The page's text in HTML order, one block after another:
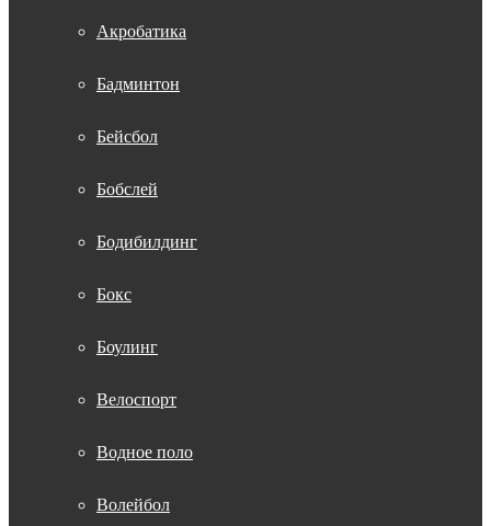
Акробатика
Бадминтон
Бейсбол
Бобслей
Бодибилдинг
Бокс
Боулинг
Велоспорт
Водное поло
Волейбол